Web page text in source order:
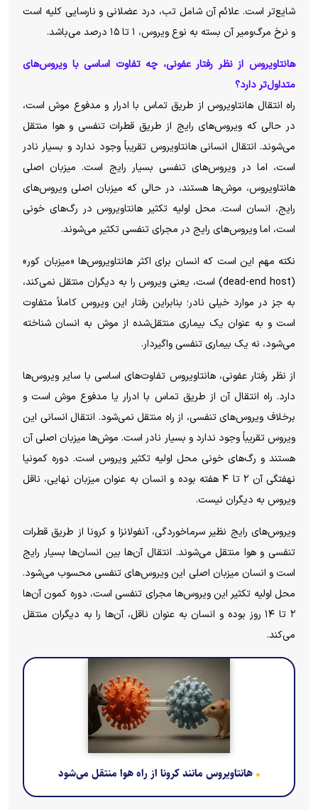
شایع‌تر است. علائم آن شامل تب، درد عضلانی و نارسایی کلیه است
و نرخ مرگ‌ومیر آن بسته به نوع ویروس، ۱ تا ۱۵ درصد می‌باشد.
هانتاویروس از نظر رفتار عفونی، چه تفاوت اساسی با ویروس‌های
متداول‌تر دارد؟
راه انتقال هانتاویروس از طریق تماس با ادرار و مدفوع موش است،
در حالی که ویروس‌های رایج از طریق قطرات تنفسی و هوا منتقل
می‌شوند. انتقال انسانی هانتاویروس تقریباً وجود ندارد و بسیار نادر
است، اما در ویروس‌های تنفسی بسیار رایج است. میزبان اصلی
هانتاویروس، موش‌ها هستند، در حالی که میزبان اصلی ویروس‌های
رایج، انسان است. محل اولیه تکثیر هانتاویروس در رگ‌های خونی
است، اما ویروس‌های رایج در مجرای تنفسی تکثیر می‌شوند.
نکته مهم این است که انسان برای اکثر هانتاویروس‌ها «میزبان کور»
(dead-end host) است، یعنی ویروس را به دیگران منتقل نمی‌کند،
به جز در موارد خیلی نادر؛ بنابراین رفتار این ویروس کاملاً متفاوت
است و به عنوان یک بیماری منتقل‌شده از موش به انسان شناخته
می‌شود، نه یک بیماری تنفسی واگیردار.
از نظر رفتار عفونی، هانتاویروس تفاوت‌های اساسی با سایر ویروس‌ها
دارد. راه انتقال آن از طریق تماس با ادرار یا مدفوع موش است و
برخلاف ویروس‌های تنفسی، از راه منتقل نمی‌شود. انتقال انسانی این
ویروس تقریباً وجود ندارد و بسیار نادر است. موش‌ها میزبان اصلی آن
هستند و رگ‌های خونی محل اولیه تکثیر ویروس است. دوره کمونیا
نهفتگی آن ۲ تا ۴ هفته بوده و انسان به عنوان میزبان نهایی، ناقل
ویروس به دیگران نیست.
ویروس‌های رایج نظیر سرماخوردگی، آنفولانزا و کرونا از طریق قطرات
تنفسی و هوا منتقل می‌شوند. انتقال آن‌ها بین انسان‌ها بسیار رایج
است و انسان میزبان اصلی این ویروس‌های تنفسی محسوب می‌شود.
محل اولیه تکثیر این ویروس‌ها مجرای تنفسی است، دوره کمون آن‌ها
۲ تا ۱۴ روز بوده و انسان به‌ عنوان ناقل، آن‌ها را به دیگران منتقل
می‌کند.
هانتاویروس مانند کرونا از راه هوا منتقل می‌شود